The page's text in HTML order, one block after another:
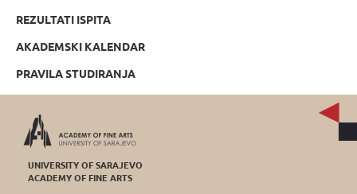
REZULTATI ISPITA
AKADEMSKI KALENDAR
PRAVILA STUDIRANJA
UNIVERSITY OF SARAJEVO
ACADEMY OF FINE ARTS